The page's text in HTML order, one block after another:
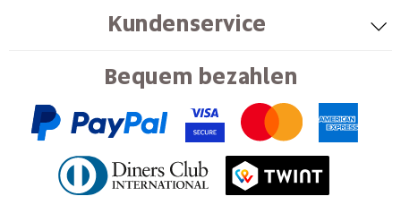
Kundenservice
Bequem bezahlen